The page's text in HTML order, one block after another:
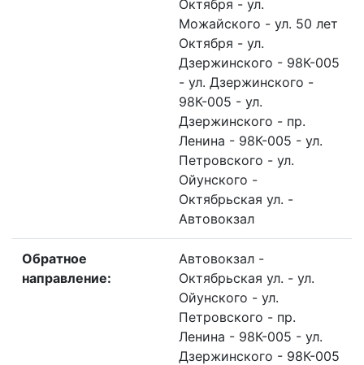
Октября - ул.
Можайского - ул. 50 лет
Октября - ул.
Дзержинского - 98К-005
- ул. Дзержинского -
98К-005 - ул.
Дзержинского - пр.
Ленина - 98К-005 - ул.
Петровского - ул.
Ойунского -
Октябрьская ул. -
Автовокзал
Обратное
направление:
Автовокзал -
Октябрьская ул. - ул.
Ойунского - ул.
Петровского - пр.
Ленина - 98К-005 - ул.
Дзержинского - 98К-005